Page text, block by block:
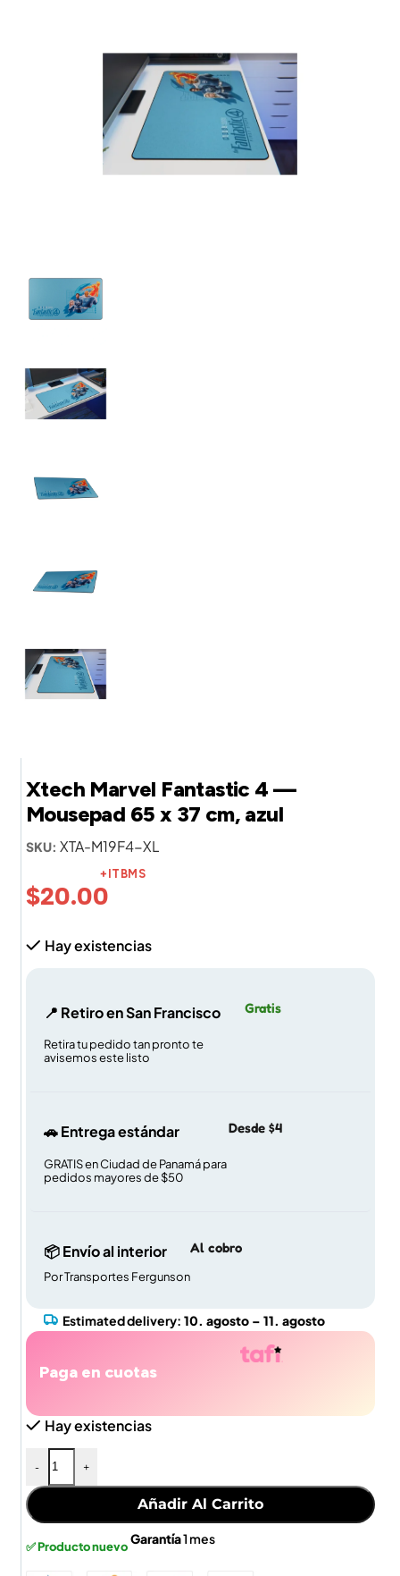
Xtech Marvel Fantastic 4 —
Mousepad 65 x 37 cm, azul
SKU: XTA-M19F4-XL
$20.00
+ITBMS
Hay existencias
📍 Retiro en San Francisco
Retira tu pedido tan pronto te
avisemos este listo
Gratis
🚗 Entrega estándar
GRATIS en Ciudad de Panamá para
pedidos mayores de $50
Desde $4
📦 Envío al interior
Por Transportes Fergunson
Al cobro
Estimated delivery: 10. agosto – 11. agosto
Paga en cuotas
Hay existencias
- +
Añadir Al Carrito
✅ Producto nuevoGarantía1 mes